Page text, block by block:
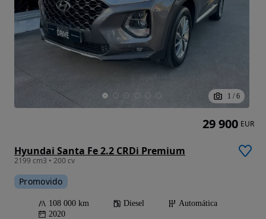
1 / 6
Hyundai Santa Fe 2.2 CRDi Premium
2199 cm3 • 200 cv
Promovido
108 000 km Diesel
Automática
2020
29 900 EUR